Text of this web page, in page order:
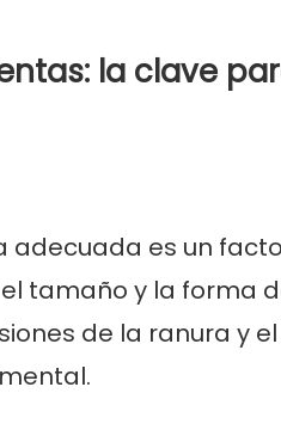
la clave
adecuada es un
tamaño y la forma
de la ranura y